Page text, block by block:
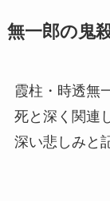
無一郎の鬼
霞柱・時透無
死と深く関連
深い悲しみと